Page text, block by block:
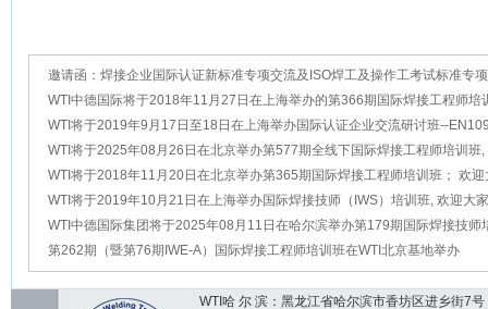
邀请函：焊接企业国际认证新标准专项交流及ISO焊工及操作工考试标准
熔化焊、钎焊、激光及激光电弧
WTI中德国际将于2018年11月27日在上海举办的第366期国际焊接工程师培
迎大家踊跃报名
WTI将于2019年9月17日至18日在上海举办国际认证企业交流研讨班--
2:2018标准及相关新标准
WTI将于2025年08月26日在北京举办第577期全线下国际焊接工程师培训班,
家踊跃报名！
WTI将于2018年11月20日在北京举办第365期国际焊接工程师培训班； 欢迎
报名
WTI将于2019年10月21日在上海举办国际焊接技师（IWS）培训班, 欢迎大
名！
WTI中德国际集团将于2025年08月11日在哈尔滨举办第179期国际焊接技师
欢迎大家踊跃报名！
第262期（暨第76期IWE-A）国际焊接工程师培训班在WTI北京基地举办
WTI哈 尔 滨：黑龙江省哈尔滨市香坊区进乡街